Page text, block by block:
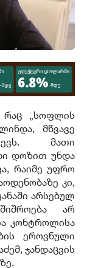
რაც „სოფლის
მწვავე
მათი
დოზით უნდა
რაიმე უფრო
კი,
არსებულ
არ
კონტროლისა
ეროვნული
ჯანდაცვის